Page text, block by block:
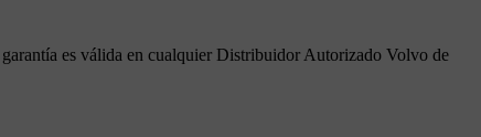
es válida en cualquier Distribuidor Autorizado Volvo de